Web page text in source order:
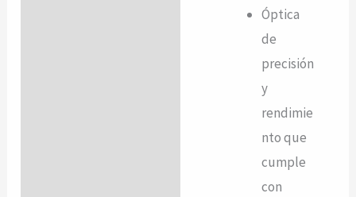
Óptica
de
precisión
y
rendimie
nto que
cumple
con